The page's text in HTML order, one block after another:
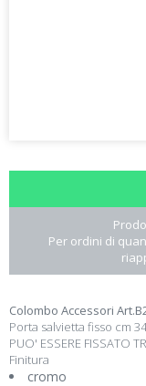
Per ordini di
Colombo Accessori
Porta salvietta fisso cm 34
PUO' ESSERE FISSATO
Finitura
cromo